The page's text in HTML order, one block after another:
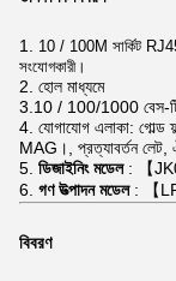
1. 10 / 100M সার্কিট RJ45
সংযোগকারী।
2. হোল মাধ্যমে
3.10 / 100/1000 বেস-
4. যোগাযোগ এলাকা: গোল্ড
MAG।, প্রত্যাবর্তন
5. ডিজাইনিং মডেল: 【
6. গণ উত্পাদন মডেল: 【
বিবরণ